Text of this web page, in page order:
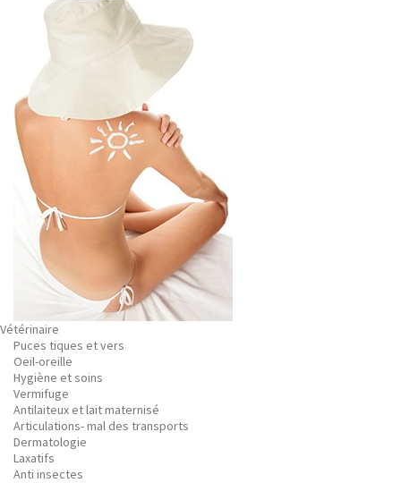
Vétérinaire
Puces tiques et vers
Oeil-oreille
Hygiène et soins
Vermifuge
Antilaiteux et lait maternisé
Articulations- mal des transports
Dermatologie
Laxatifs
Anti insectes